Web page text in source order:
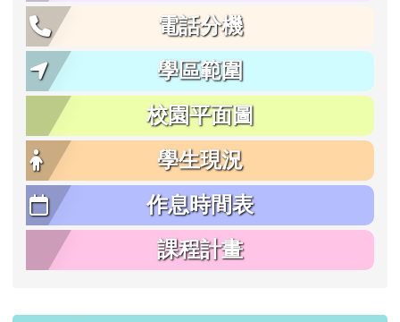
電話分機
學區範圍
校園平面圖
學生現況
作息時間表
課程計畫